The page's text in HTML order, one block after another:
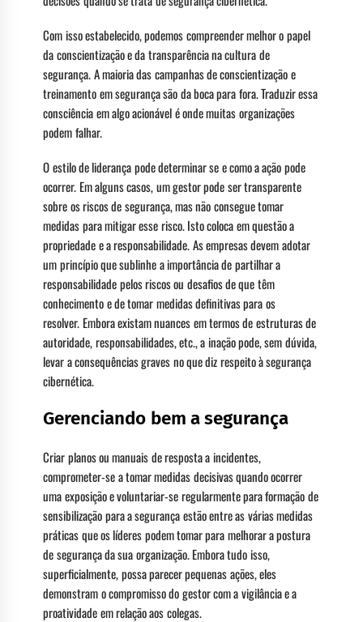
Com isso estabelecido, podemos compreender melhor o papel
da conscientização e da transparência na cultura de
segurança. A maioria das campanhas de conscientização e
treinamento em segurança são da boca para fora. Traduzir essa
consciência em algo acionável é onde muitas organizações
podem falhar.
O estilo de liderança pode determinar se e como a ação pode
ocorrer. Em alguns casos, um gestor pode ser transparente
sobre os riscos de segurança, mas não consegue tomar
medidas para mitigar esse risco. Isto coloca em questão a
propriedade e a responsabilidade. As empresas devem adotar
um princípio que sublinhe a importância de partilhar a
responsabilidade pelos riscos ou desafios de que têm
conhecimento e de tomar medidas definitivas para os
resolver. Embora existam nuances em termos de estruturas de
autoridade, responsabilidades, etc., a inação pode, sem dúvida,
levar a consequências graves no que diz respeito à segurança
cibernética.
Gerenciando bem a segurança
Criar planos ou manuais de resposta a incidentes,
comprometer-se a tomar medidas decisivas quando ocorrer
uma exposição e voluntariar-se regularmente para formação de
sensibilização para a segurança estão entre as várias medidas
práticas que os líderes podem tomar para melhorar a postura
de segurança da sua organização. Embora tudo isso,
superficialmente, possa parecer pequenas ações, eles
demonstram o compromisso do gestor com a vigilância e a
proatividade em relação aos colegas.